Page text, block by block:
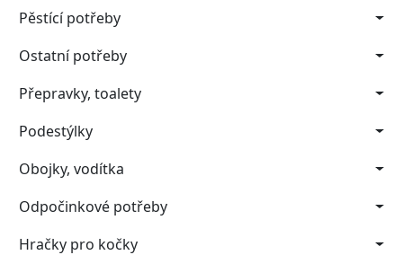
Pěstící potřeby
Ostatní potřeby
Přepravky, toalety
Podestýlky
Obojky, vodítka
Odpočinkové potřeby
Hračky pro kočky